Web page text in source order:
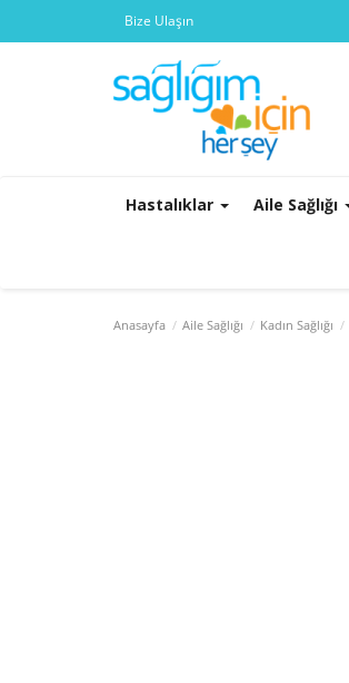
Bize Ulaşın
Hastalıklar Aile Sağlığı
Anasayfa Aile Sağlığı Kadın Sağlığı